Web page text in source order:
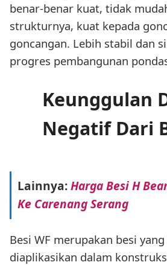
benar-benar kuat, tidak
strukturnya, kuat kepada
goncangan. Lebih stabil dan
progres pembangunan
Keunggulan
Negatif Dari
Lainnya:Harga Besi H
Ke Carenang Serang
Besi WF merupakan besi
diaplikasikan dalam